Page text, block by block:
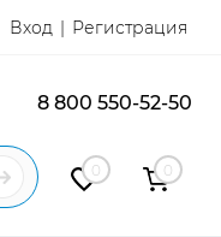
Вход Регистрация
8 800 550-52-50
0 0